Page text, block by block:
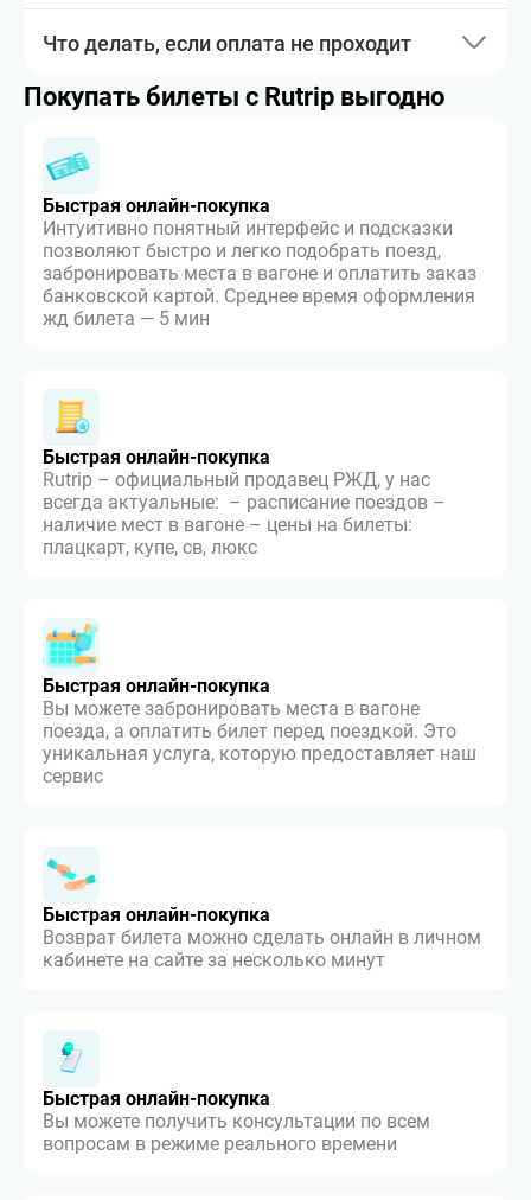
Что делать, если оплата не проходит
Покупать билеты с Rutrip выгодно
Быстрая онлайн-покупка
Интуитивно понятный интерфейс и подсказки
позволяют быстро и легко подобрать поезд,
забронировать места в вагоне и оплатить заказ
банковской картой. Среднее время оформления
жд билета — 5 мин
Быстрая онлайн-покупка
Rutrip – официальный продавец РЖД, у нас
всегда актуальные: – расписание поездов –
наличие мест в вагоне – цены на билеты:
плацкарт, купе, св, люкс
Быстрая онлайн-покупка
Вы можете забронировать места в вагоне
поезда, а оплатить билет перед поездкой. Это
уникальная услуга, которую предоставляет наш
сервис
Быстрая онлайн-покупка
Возврат билета можно сделать онлайн в личном
кабинете на сайте за несколько минут
Быстрая онлайн-покупка
Вы можете получить консультации по всем
вопросам в режиме реального времени